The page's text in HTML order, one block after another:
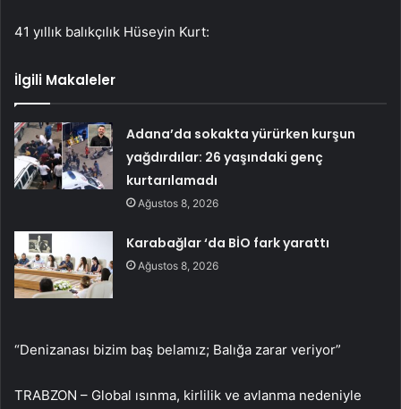
41 yıllık balıkçılık Hüseyin Kurt:
İlgili Makaleler
Adana’da sokakta yürürken kurşun
yağdırdılar: 26 yaşındaki genç
kurtarılamadı
Ağustos 8, 2026
Karabağlar ‘da BİO fark yarattı
Ağustos 8, 2026
“Denizanası bizim baş belamız; Balığa zarar veriyor”
TRABZON – Global ısınma, kirlilik ve avlanma nedeniyle